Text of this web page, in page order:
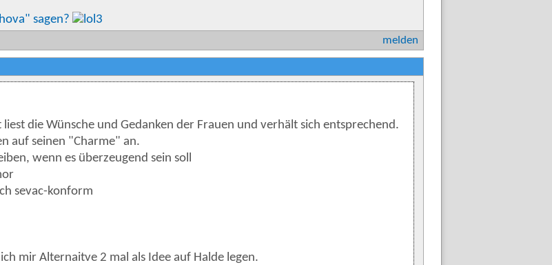
sagen?
melden
die Wünsche und Gedanken der Frauen und verhält sich entsprechend.
auf seinen "Charme" an.
wenn es überzeugend sein soll
sevac-konform
mir Alternaitve 2 mal als Idee auf Halde legen.